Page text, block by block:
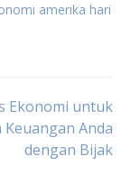
amerika hari
Ekonomi untuk
Anda
dengan Bijak